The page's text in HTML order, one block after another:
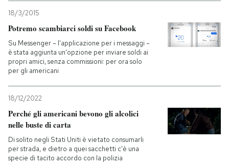
NEWSLETTER
I MIEI PREFERITI
SHOP
18/3/2015
Potremo scambiarci soldi su Facebook
Su Messenger – l'applicazione per i messaggi –
è stata aggiunta un'opzione per inviare soldi ai
propri amici, senza commissioni: per ora solo
per gli americani
18/12/2022
Perché gli americani bevono gli alcolici
nelle buste di carta
Di solito negli Stati Uniti è vietato consumarli
per strada, e dietro a quei sacchetti c'è una
specie di tacito accordo con la polizia